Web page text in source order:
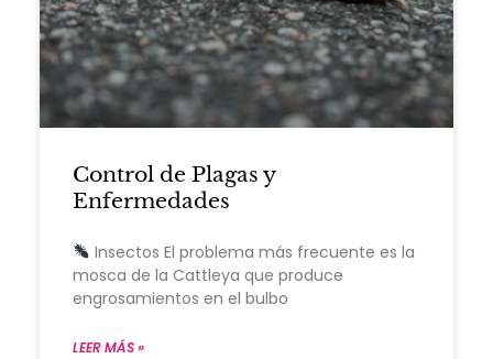
Control de Plagas y
Enfermedades
Insectos El problema más frecuente es la
mosca de la Cattleya que produce
engrosamientos en el bulbo
LEER MÁS »